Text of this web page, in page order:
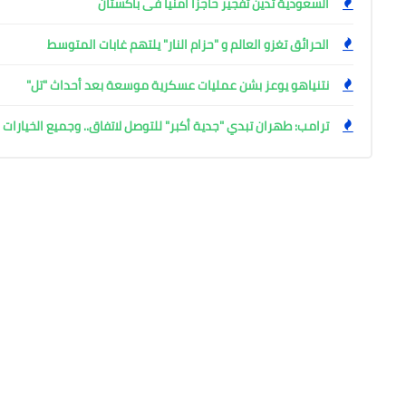
الحرائق تغزو العالم و "حزام النار" يلتهم غابات المتوسط
نتنياهو يوعز بشن عمليات عسكرية موسعة بعد أحداث "تل"
ترامب: طهران تبدي "جدية أكبر" للتوصل لاتفاق.. وجميع